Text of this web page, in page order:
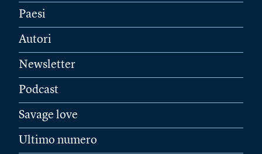
Paesi
Autori
Newsletter
Podcast
Savage love
Ultimo numero